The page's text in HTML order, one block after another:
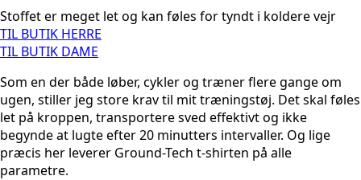
Stoffet er meget let og kan føles for tyndt i koldere vejr
TIL BUTIK HERRE
TIL BUTIK DAME
Som en der både løber, cykler og træner flere gange om
ugen, stiller jeg store krav til mit træningstøj. Det skal føles
let på kroppen, transportere sved effektivt og ikke
begynde at lugte efter 20 minutters intervaller. Og lige
præcis her leverer Ground-Tech t-shirten på alle
parametre.